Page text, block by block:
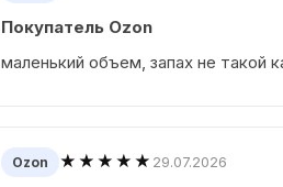
Покупатель Ozon
маленький объем, запах не такой
Ozon ★★★★★ 29.07.2026